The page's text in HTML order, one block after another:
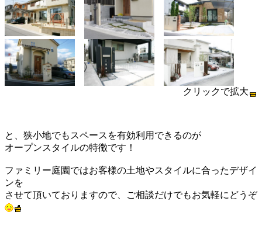
クリックで拡大
と、狭小地でもスペースを有効利用できるのが
オープンスタイルの特徴です！
ファミリー庭園ではお客様の土地やスタイルに合ったデザイ
ンを
させて頂いておりますので、ご相談だけでもお気軽にどうぞ